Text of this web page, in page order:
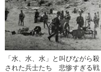
「水、水、水」と叫びながら殺
された兵士たち 悲惨すぎる戦